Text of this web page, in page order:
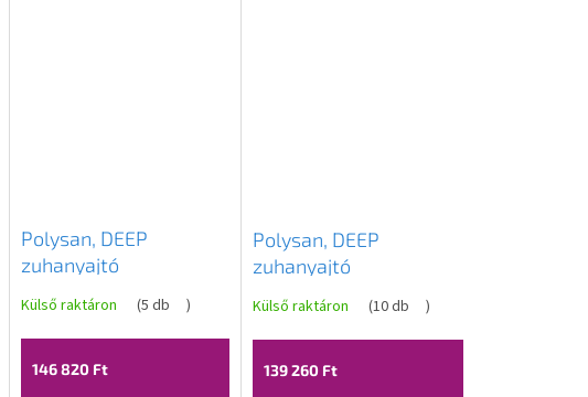
Polysan, DEEP
zuhanyajtó
átlátszó üveg, MD1516
Külső raktáron (5 db )
146 820 Ft
Polysan, DEEP
zuhanyajtó
átlátszó üveg, MD1416
Külső raktáron (10 db )
139 260 Ft